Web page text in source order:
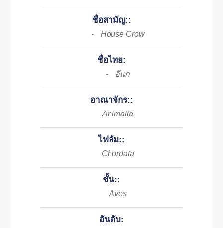
ชื่อสามัญ::
- House Crow
ชื่อไทย:
- อีแก
อาณาจักร::
Animalia
ไฟลัม::
Chordata
ชั้น::
Aves
อันดับ: